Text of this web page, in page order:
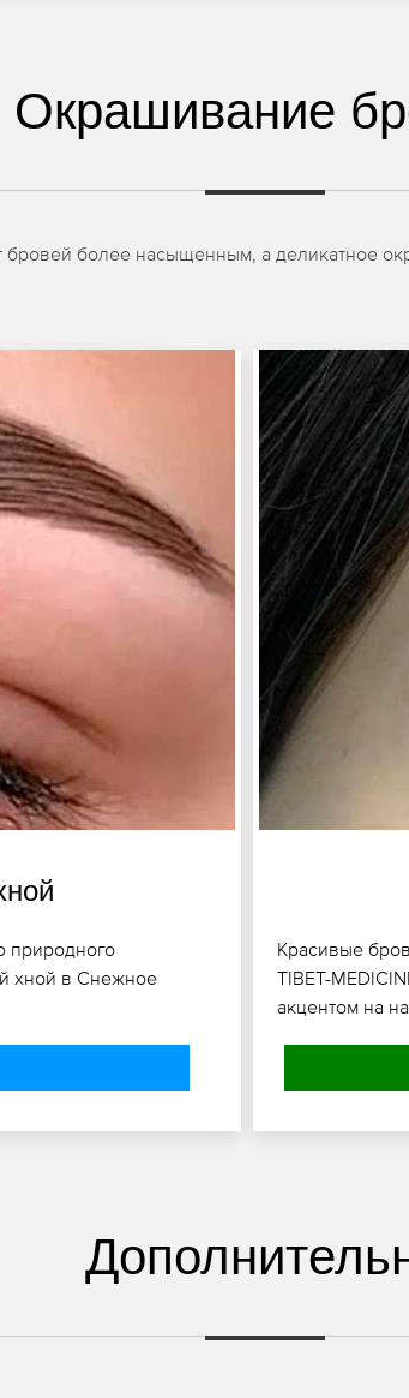
Окрашивание
бровей более насыщенным, а деликатное
природного
хной в Снежное
Красивые
TIBET-
акцентом на